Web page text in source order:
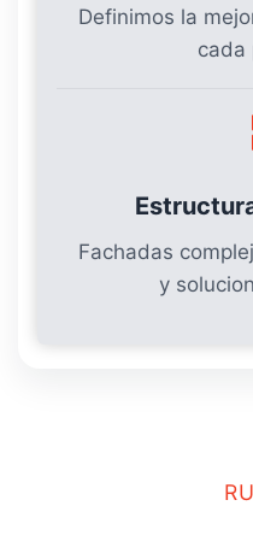
Definimos la
cada
Fachadas
y